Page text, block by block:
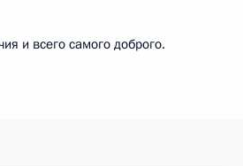
и всего самого доброго.